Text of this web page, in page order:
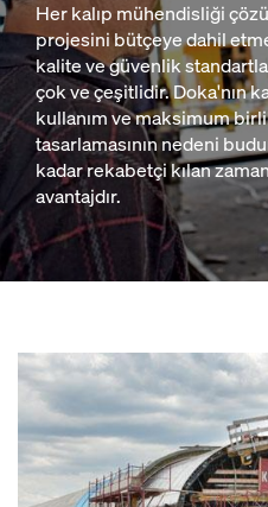
Her kalıp mühendisliği
projesini bütçeye dahil
kalite ve güvenlik
çok ve çeşitlidir. Doka'nın
kullanım ve maksimum
tasarlamasının nedeni
kadar rekabetçi kılan
avantajdır.